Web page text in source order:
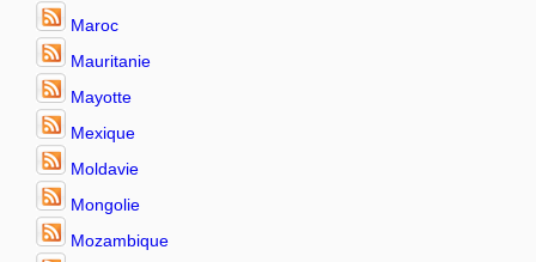
Maroc
Mauritanie
Mayotte
Mexique
Moldavie
Mongolie
Mozambique